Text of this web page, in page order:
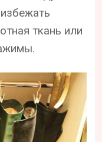
ткань или